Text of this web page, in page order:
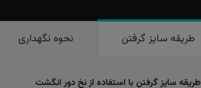
طریقه سایز گرفتن نحوه نگهداری
طریقه سایز گرفتن با استفاده از نخ دور انگشت